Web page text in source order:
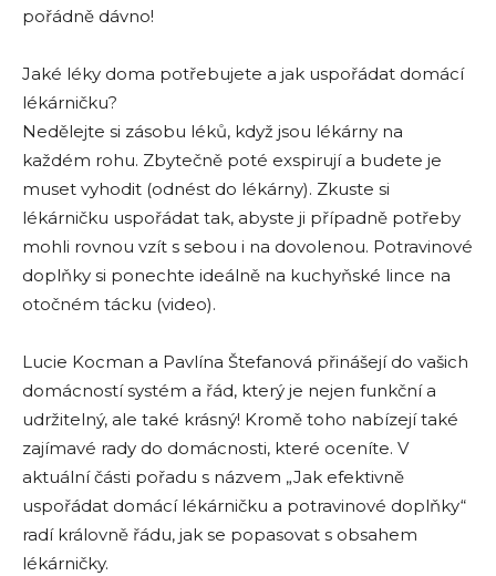
pořádně dávno!
Jaké léky doma potřebujete a jak uspořádat domácí
lékárničku?
Nedělejte si zásobu léků, když jsou lékárny na
každém rohu. Zbytečně poté exspirují a budete je
muset vyhodit (odnést do lékárny). Zkuste si
lékárničku uspořádat tak, abyste ji případně potřeby
mohli rovnou vzít s sebou i na dovolenou. Potravinové
doplňky si ponechte ideálně na kuchyňské lince na
otočném tácku (video).
Lucie Kocman a Pavlína Štefanová přinášejí do vašich
domácností systém a řád, který je nejen funkční a
udržitelný, ale také krásný! Kromě toho nabízejí také
zajímavé rady do domácnosti, které oceníte. V
aktuální části pořadu s názvem „Jak efektivně
uspořádat domácí lékárničku a potravinové doplňky“
radí královně řádu, jak se popasovat s obsahem
lékárničky.